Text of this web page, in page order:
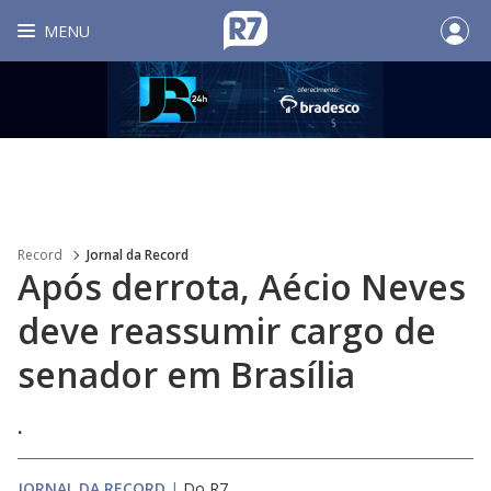
MENU
Record Jornal da Record
Após derrota, Aécio Neves
deve reassumir cargo de
senador em Brasília
.